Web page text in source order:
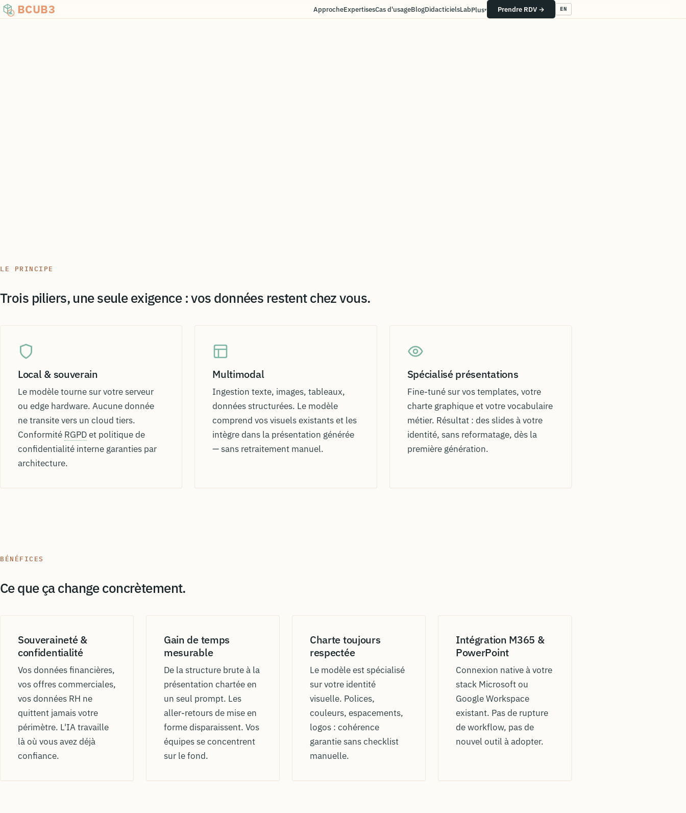
BCUB3 ApprocheExpertisesCas d'usageBlogDidacticielsLabPlus Prendre RDV → EN
LE PRINCIPE
Trois piliers, une seule exigence : vos données restent chez vous.
Local & souverain
Le modèle tourne sur votre serveur
ou edge hardware. Aucune donnée
ne transite vers un cloud tiers.
Conformité RGPDet politique de
confidentialité interne garanties par
architecture.
Multimodal
Ingestion texte, images, tableaux,
données structurées. Le modèle
comprend vos visuels existants et les
intègre dans la présentation générée
— sans retraitement manuel.
Spécialisé présentations
Fine-tuné sur vos templates, votre
charte graphique et votre vocabulaire
métier. Résultat : des slides à votre
identité, sans reformatage, dès la
première génération.
BÉNÉFICES
Ce que ça change concrètement.
Souveraineté &
confidentialité
Vos données financières,
vos offres commerciales,
vos données RH ne
quittent jamais votre
périmètre. L'IA travaille
là où vous avez déjà
confiance.
Gain de temps
mesurable
De la structure brute à la
présentation chartée en
un seul prompt. Les
aller-retours de mise en
forme disparaissent. Vos
équipes se concentrent
sur le fond.
Charte toujours
respectée
Le modèle est spécialisé
sur votre identité
visuelle. Polices,
couleurs, espacements,
logos : cohérence
garantie sans checklist
manuelle.
Intégration M365 &
PowerPoint
Connexion native à votre
stack Microsoft ou
Google Workspace
existant. Pas de rupture
de workflow, pas de
nouvel outil à adopter.